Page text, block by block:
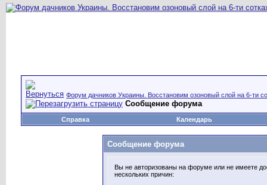
Форум дачников Украины. Восстановим озоновый слой на 6-ти
Сообщение форума
Справка Календарь
Сообщение форума
Вы не авторизованы на форуме или не имеете
нескольких причин: